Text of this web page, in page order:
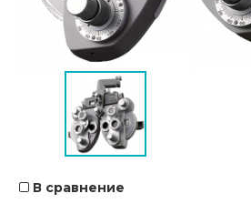
В сравнение